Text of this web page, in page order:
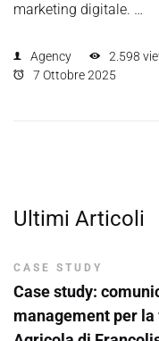
marketing digitale. …
Agency 2.598
7 Ottobre 2025
Ultimi Articoli
CASE STUDY
Case study:
management per